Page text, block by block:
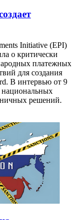
Initiative (EPI)
о критически
платежных
для создания
В интервью от 9
национальных
решений.